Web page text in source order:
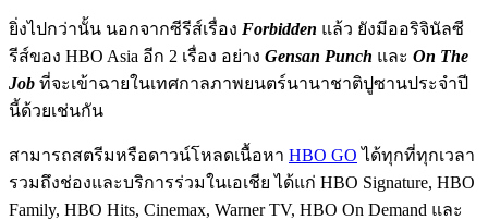
ยิ่งไปกว่านั้น นอกจากซีรีส์เรื่อง Forbidden แล้ว ยังมีออริจินัลซี
รีส์ของ HBO Asia อีก 2 เรื่อง อย่าง Gensan Punch และ On The
Job ที่จะเข้าฉายในเทศกาลภาพยนตร์นานาชาติปูซานประจำปี
นี้ด้วยเช่นกัน
สามารถสตรีมหรือดาวน์โหลดเนื้อหา HBO GO ได้ทุกที่ทุกเวลา
รวมถึงช่องและบริการร่วมในเอเชีย ได้แก่ HBO Signature, HBO
Family, HBO Hits, Cinemax, Warner TV, HBO On Demand และ